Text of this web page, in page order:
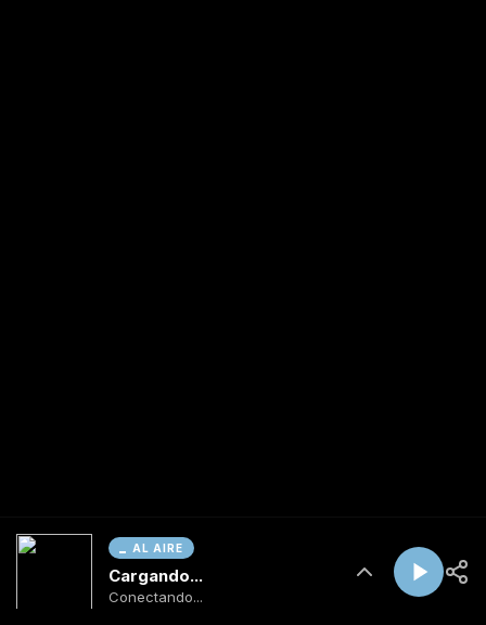
AL AIRE
Cargando...
Conectando...